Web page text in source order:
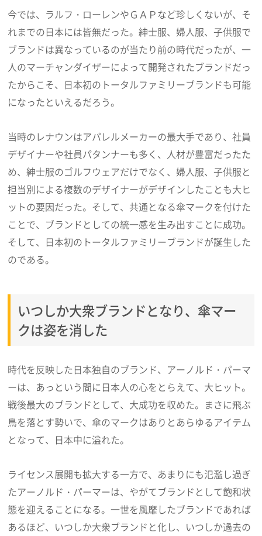
今では、ラルフ・ローレンやＧＡＰなど珍しくないが、そ
れまでの日本には皆無だった。紳士服、婦人服、子供服で
ブランドは異なっているのが当たり前の時代だったが、一
人のマーチャンダイザーによって開発されたブランドだっ
たからこそ、日本初のトータルファミリーブランドも可能
になったといえるだろう。
当時のレナウンはアパレルメーカーの最大手であり、社員
デザイナーや社員パタンナーも多く、人材が豊富だったた
め、紳士服のゴルフウェアだけでなく、婦人服、子供服と
担当別による複数のデザイナーがデザインしたことも大ヒ
ットの要因だった。そして、共通となる傘マークを付けた
ことで、ブランドとしての統一感を生み出すことに成功。
そして、日本初のトータルファミリーブランドが誕生した
のである。
いつしか大衆ブランドとなり、傘マー
クは姿を消した
時代を反映した日本独自のブランド、アーノルド・パーマ
ーは、あっという間に日本人の心をとらえて、大ヒット。
戦後最大のブランドとして、大成功を収めた。まさに飛ぶ
鳥を落とす勢いで、傘のマークはありとあらゆるアイテム
となって、日本中に溢れた。
ライセンス展開も拡大する一方で、あまりにも氾濫し過ぎ
たアーノルド・パーマーは、やがてブランドとして飽和状
態を迎えることになる。一世を風靡したブランドであれば
あるほど、いつしか大衆ブランドと化し、いつしか過去の